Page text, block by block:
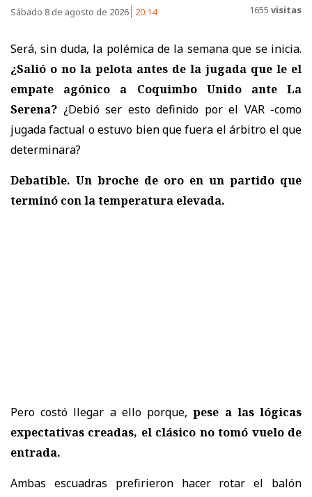
Sábado 8 de agosto de 2026 20:14 1655 visitas
Será, sin duda, la polémica de la semana que se inicia.
¿Salió o no la pelota antes de la jugada que le el
empate agónico a Coquimbo Unido ante La
Serena? ¿Debió ser esto definido por el VAR -como
jugada factual o estuvo bien que fuera el árbitro el que
determinara?
Debatible. Un broche de oro en un partido que
terminó con la temperatura elevada.
Pero costó llegar a ello porque,pese a las lógicas
expectativas creadas, el clásico no tomó vuelo de
entrada.
Ambas escuadras prefirieron hacer rotar el balón